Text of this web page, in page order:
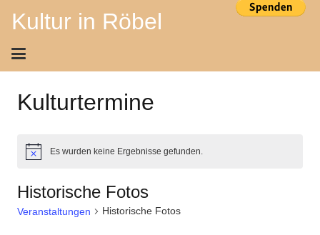
Kultur in Röbel
Kulturtermine
HinweisEs wurden keine Ergebnisse gefunden.
Historische Fotos
Veranstaltungen Historische Fotos